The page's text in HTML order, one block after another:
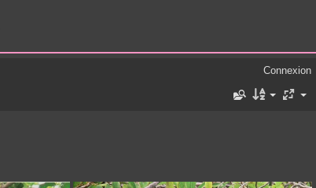
Connexion